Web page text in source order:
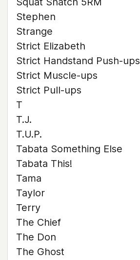
Stephen
Strange
Strict Elizabeth
Strict Handstand Push-ups
Strict Muscle-ups
Strict Pull-ups
T
T.J.
T.U.P.
Tabata Something Else
Tabata This!
Tama
Taylor
Terry
The Chief
The Don
The Ghost